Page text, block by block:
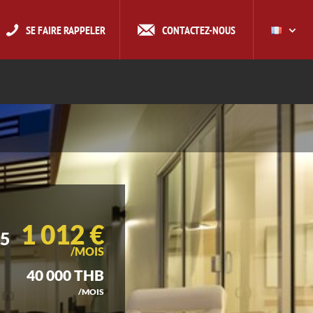
SE FAIRE RAPPELER CONTACTEZ-NOUS
1 012 €
/MOIS
40 000 THB
/MOIS